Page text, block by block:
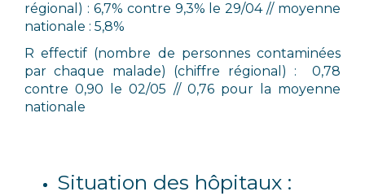
régional) : 6,7% contre 9,3% le 29/04 // moyenne
nationale : 5,8%
R effectif (nombre de personnes contaminées
par chaque malade) (chiffre régional) : 0,78
contre 0,90 le 02/05 // 0,76 pour la moyenne
nationale
Situation des hôpitaux :